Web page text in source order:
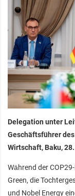
Delegation unter
Geschäftsführer
Wirtschaft, Baku,
Während der
Green, die
und Nobel Energy